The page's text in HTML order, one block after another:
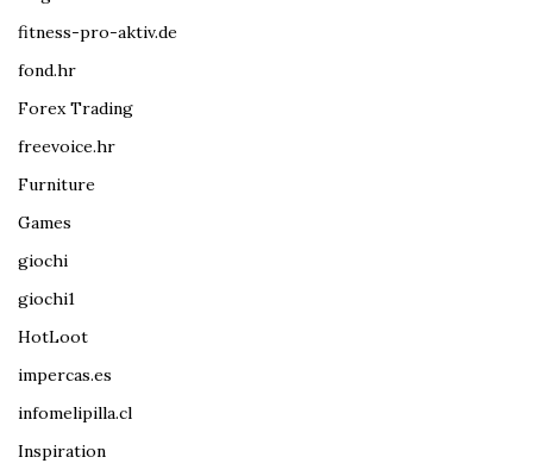
fitness-pro-aktiv.de
fond.hr
Forex Trading
freevoice.hr
Furniture
Games
giochi
giochi1
HotLoot
impercas.es
infomelipilla.cl
Inspiration